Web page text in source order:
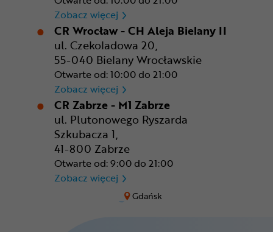
Gdańsk
Zobacz więcej CR Warszawa - CH Okęcie
CR Wrocław - CH Aleja Bielany II
ul. Czekoladowa 20,
55-040 Bielany Wrocławskie
Otwarte od: 10:00 do 21:00
Zobacz więcej CR Wrocław - CH Aleja
CR Zabrze - M1 Zabrze
ul. Plutonowego Ryszarda
Szkubacza 1,
41-800 Zabrze
Otwarte od: 9:00 do 21:00
Zobacz więcej CR Zabrze - M1 Zabrze